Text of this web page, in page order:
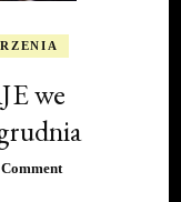
we
on